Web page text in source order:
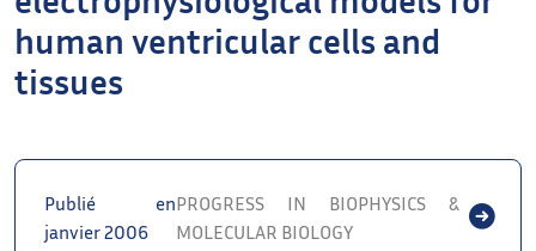
human ventricular cells and
tissues
Publié en
janvier 2006
PROGRESS IN BIOPHYSICS &
MOLECULAR BIOLOGY